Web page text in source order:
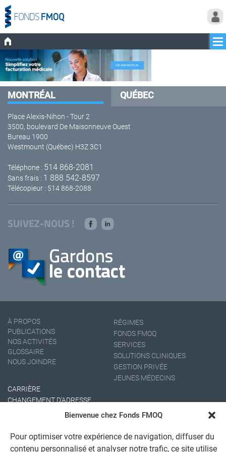
Bienvenue chez Fonds FMOQ
Pour optimiser votre expérience de navigation, diffuser du
contenu personnalisé et analyser notre trafic, ce site utilise
MONTRÉAL QUÉBEC
Place Alexis-Nihon - Tour 2
3500, boulevard De Maisonneuve Ouest
Bureau 1900
Westmount (Québec) H3Z 3C1
Téléphone : 514 868-2081
Sans frais : 1 888 542-8597
Télécopieur : 514 868-2088
SUIVEZ-NOUS !
À PROPOS
PUBLICATIONS
NOS ACTIVITÉS
GLOSSAIRE
NOUS JOINDRE
RÉGIMES
FONDS FMOQ
SERVICES
SOLUTIONS CLINIQUES
GESTION PRIVÉE
JEUNES MÉDECINS
CARRIÈRE
CHANGEMENT D'ADRESSE